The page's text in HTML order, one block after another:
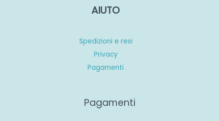
AIUTO
Spedizioni e resi
Privacy
Pagamenti
Pagamenti